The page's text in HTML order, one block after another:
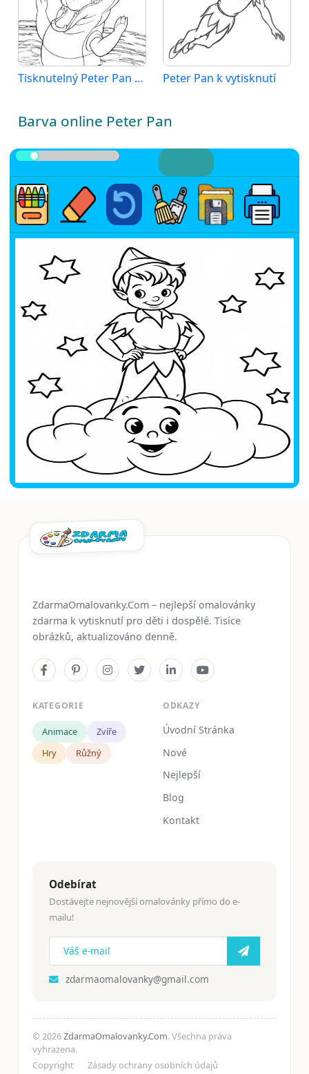
Tisknutelný Peter Pan zdarma Peter Pan k vytisknutí
Barva online Peter Pan
ZdarmaOmalovanky.Com – nejlepší omalovánky
zdarma k vytisknutí pro děti i dospělé. Tisíce
obrázků, aktualizováno denně.
KATEGORIE
Animace
Zvíře
Hry
Růžný
ODKAZY
Úvodní Stránka
Nové
Nejlepší
Blog
Kontakt
Odebírat
Dostávejte nejnovější omalovánky přímo do e-
mailu!
zdarmaomalovanky@gmail.com
© 2026ZdarmaOmalovanky.Com. Všechna práva
vyhrazena.
Copyright
Zásady ochrany osobních údajů